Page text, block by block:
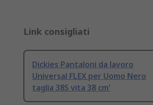
Link consigliati
Dickies Pantaloni da lavoro
Universal FLEX per Uomo Nero
taglia 38S vita 38 cm'